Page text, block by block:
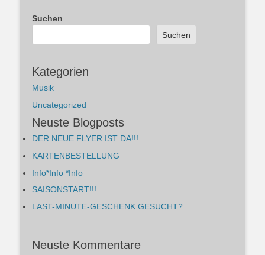
Suchen
Suchen
Kategorien
Musik
Uncategorized
Neuste Blogposts
DER NEUE FLYER IST DA!!!
KARTENBESTELLUNG
Info*Info *Info
SAISONSTART!!!
LAST-MINUTE-GESCHENK GESUCHT?
Neuste Kommentare